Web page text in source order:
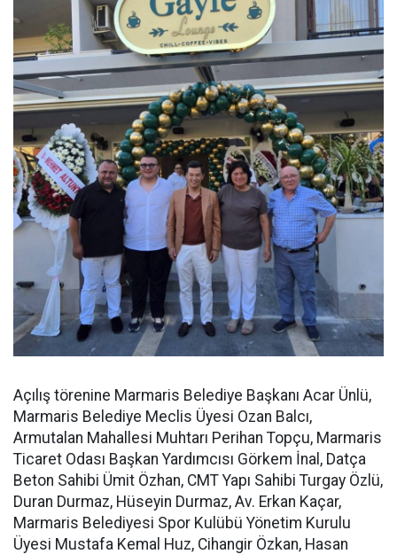
Açılış törenine Marmaris Belediye Başkanı Acar Ünlü,
Marmaris Belediye Meclis Üyesi Ozan Balcı,
Armutalan Mahallesi Muhtarı Perihan Topçu, Marmaris
Ticaret Odası Başkan Yardımcısı Görkem İnal, Datça
Beton Sahibi Ümit Özhan, CMT Yapı Sahibi Turgay Özlü,
Duran Durmaz, Hüseyin Durmaz, Av. Erkan Kaçar,
Marmaris Belediyesi Spor Kulübü Yönetim Kurulu
Üyesi Mustafa Kemal Huz, Cihangir Özkan, Hasan